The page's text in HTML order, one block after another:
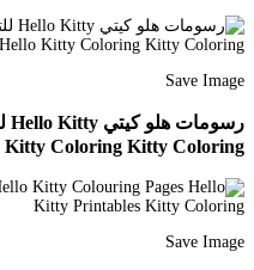
Save Image
Kitty Coloring Kitty Coloring
Save Image